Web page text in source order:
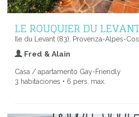
LE ROUQUIER DU
Ile du Levant (83), Provenza-Alpes-
Fred & Alain
Casa / apartamento Gay-Friendly
3 habitaciones • 6 pers. max.